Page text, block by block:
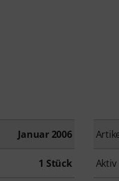
Januar 2006
1 Stück Aktiv